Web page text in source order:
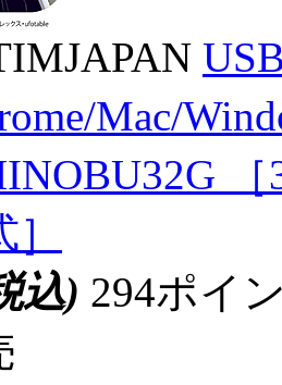
Mac/
込) 294ポイ